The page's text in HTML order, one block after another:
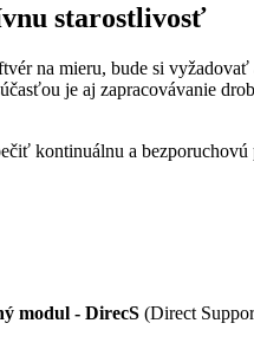
starostlivosť
na mieru, bude si vyžadovať
je aj zapracovávanie
kontinuálnu a
modul - DirecS (Direct